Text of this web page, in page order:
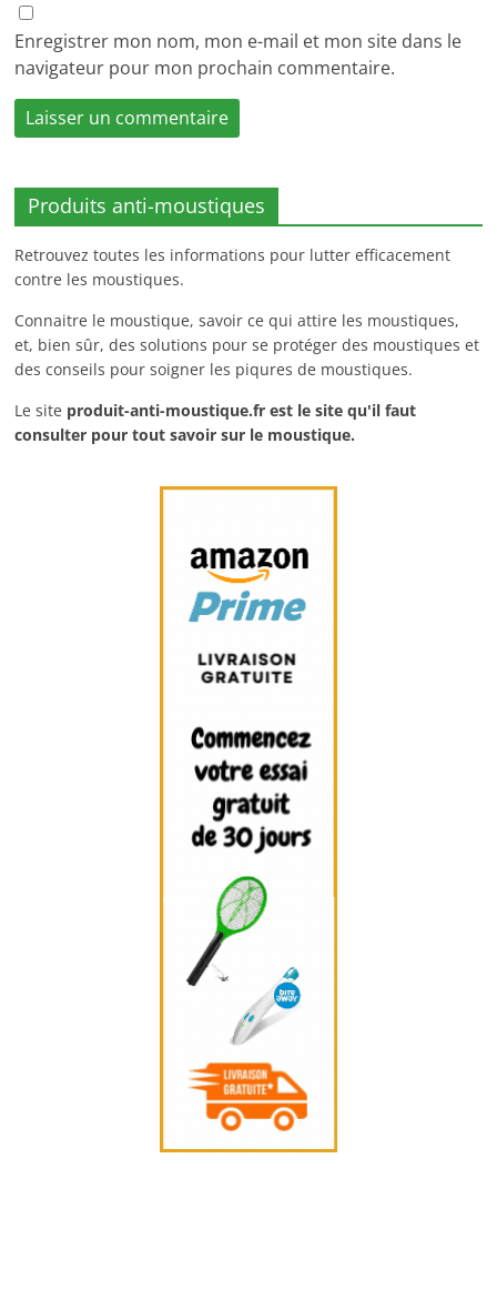
Enregistrer mon nom, mon e-mail et mon site dans le
navigateur pour mon prochain commentaire.
Produits anti-moustiques
Retrouvez toutes les informations pour lutter efficacement
contre les moustiques.
Connaitre le moustique, savoir ce qui attire les moustiques,
et, bien sûr, des solutions pour se protéger des moustiques et
des conseils pour soigner les piqures de moustiques.
Le site produit-anti-moustique.fr est le site qu'il faut
consulter pour tout savoir sur le moustique.